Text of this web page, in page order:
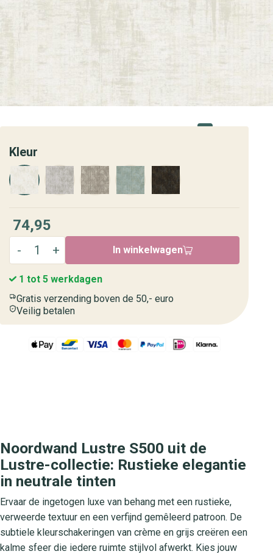
Kleur
74,95
In winkelwagen
1 tot 5 werkdagen
Gratis verzending boven de 50,- euro
Veilig betalen
Noordwand Lustre S500 uit de
Lustre-collectie: Rustieke elegantie
in neutrale tinten
Ervaar de ingetogen luxe van behang met een rustieke,
verweerde textuur en een verfijnd gemêleerd patroon. De
subtiele kleurschakeringen van crème en grijs creëren een
kalme sfeer die iedere ruimte stijlvol afwerkt. Kies jouw